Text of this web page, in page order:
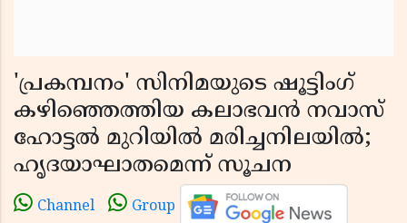
'പ്രകമ്പനം' സിനിമയുടെ ഷൂട്ടിംഗ്
കഴിഞ്ഞെത്തിയ കലാഭവൻ നവാസ്
ഹോട്ടൽ മുറിയിൽ മരിച്ചനിലയിൽ;
ഹൃദയാഘാതമെന്ന് സൂചന
Channel Group